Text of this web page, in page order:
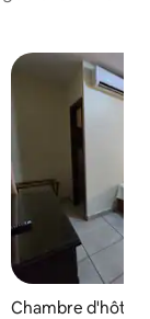
Chambre d'hôtel ·